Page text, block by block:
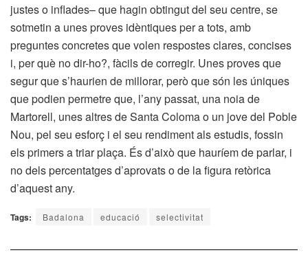
justes o inflades– que hagin obtingut del seu centre, se
sotmetin a unes proves idèntiques per a tots, amb
preguntes concretes que volen respostes clares, concises
i, per què no dir-ho?, fàcils de corregir. Unes proves que
segur que s’haurien de millorar, però que són les úniques
que podien permetre que, l’any passat, una noia de
Martorell, unes altres de Santa Coloma o un jove del Poble
Nou, pel seu esforç i el seu rendiment als estudis, fossin
els primers a triar plaça. És d’això que hauríem de parlar, i
no dels percentatges d’aprovats o de la figura retòrica
d’aquest any.
Tags: Badalona educació selectivitat